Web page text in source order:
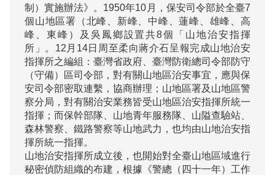
制）實施辦法》。1950年10月，保安司令部於全臺7
個山地區署（北峰、新峰、中峰、蓮峰、雄峰、高
峰、東峰）及吳鳳鄉設置共8個「山地治安指揮
所」。12月14日周至柔向蔣介石呈報完成山地治安
指揮所之編組：臺灣省政府、臺灣防衛總司令部防守
（守備）區司令部，對有關山地區治安事宜，應與保
安司令部密取連繫，協商辦理；山地區署及山地區警
察分局，對有關治安業務皆受山地區治安指揮所統一
指揮；而保幹部隊、山地青年服務隊、山隘查驗站、
森林警察、鐵路警察等山地武力，也均由山地治安指
揮所統一指揮。
山地治安指揮所成立後，也開始對全臺山地區域進行
秘密偵防組織的布建，根據《警總（四十一年）工作